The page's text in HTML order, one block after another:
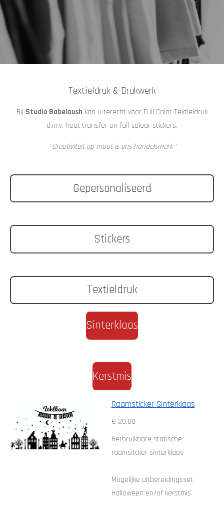
Textieldruk & Drukwerk
Bij Studio Babeloush kan u terecht voor Full Color Textieldruk
d.m.v. heat transfer en full-colour stickers.
' Creativiteit op maat is ons handelsmerk '
Gepersonaliseerd
Stickers
Textieldruk
Sinterklaas
Kerstmis
Raamsticker Sinterklaas
€ 20,00
Herbruikbare statische
raamsitcker sinterklaas
Mogelijke uitbereidingsset
Halloween en/of kerstmis